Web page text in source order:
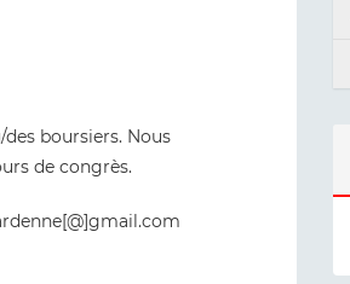
boursiers. Nous
de congrès.